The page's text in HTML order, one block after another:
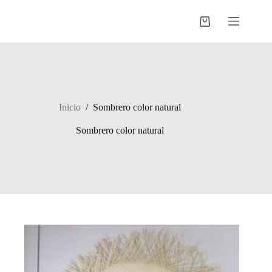
Shopping
Inicio / Sombrero color natural
Sombrero color natural